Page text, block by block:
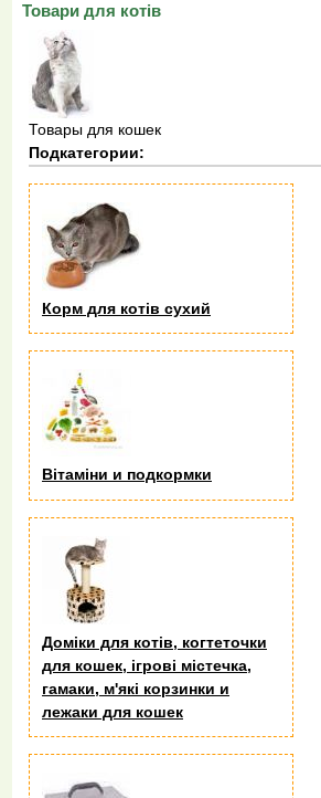
Товари для котів
Товары для кошек
Подкатегории:
Корм для котів сухий
Вітаміни и подкормки
Доміки для котів, когтеточки
для кошек, ігрові містечка,
гамаки, м'які корзинки и
лежаки для кошек